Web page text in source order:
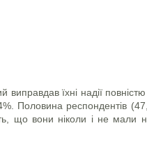
їхні надії
Половина респондентів
що вони ніколи і не мали